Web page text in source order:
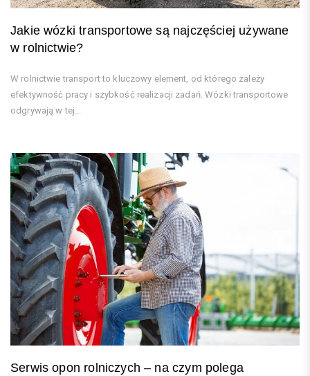
Jakie wózki transportowe są najczęściej używane
w rolnictwie?
W rolnictwie transport to kluczowy element, od którego zależy
efektywność pracy i szybkość realizacji zadań. Wózki transportowe
odgrywają w tej...
Serwis opon rolniczych – na czym polega